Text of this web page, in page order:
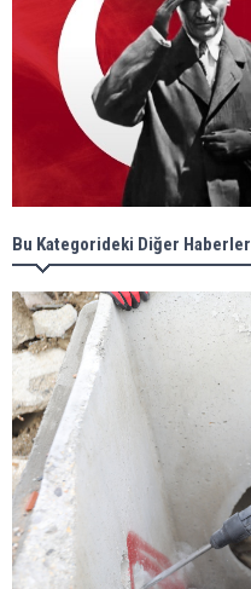
Bu Kategorideki Diğer Haberler